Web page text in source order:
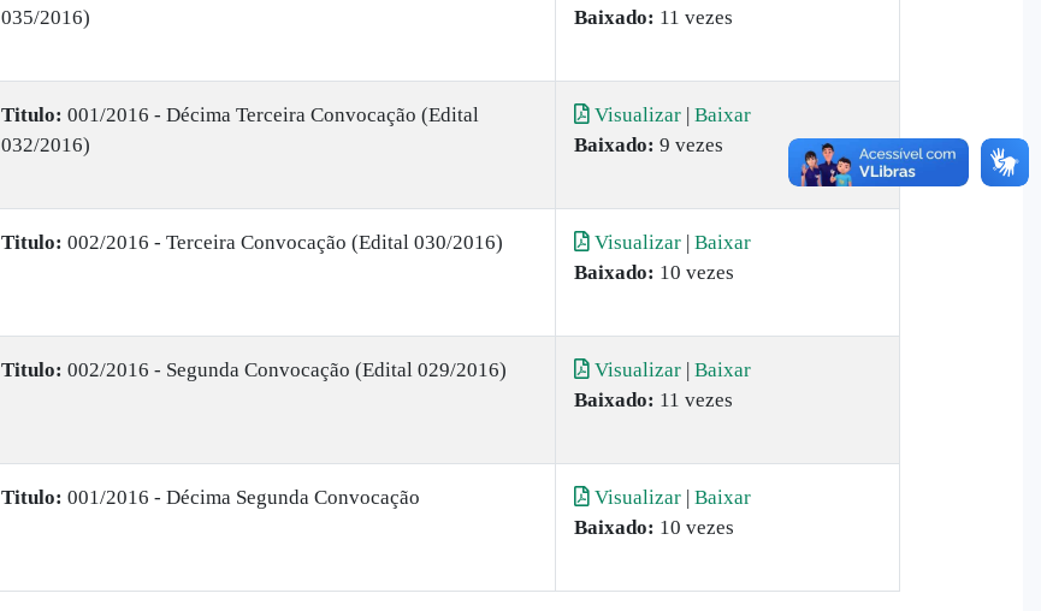
035/2016)
Baixado: 11 vezes
Titulo: 001/2016 - Décima Terceira Convocação (Edital
032/2016)
Visualizar | Baixar
Baixado: 9 vezes
Titulo: 002/2016 - Terceira Convocação (Edital 030/2016) Visualizar | Baixar
Baixado: 10 vezes
Titulo: 002/2016 - Segunda Convocação (Edital 029/2016) Visualizar | Baixar
Baixado: 11 vezes
Titulo: 001/2016 - Décima Segunda Convocação Visualizar | Baixar
Baixado: 10 vezes